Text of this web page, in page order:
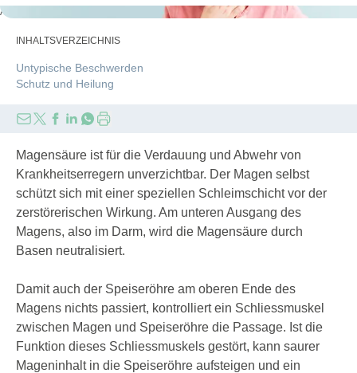
Antonio_Diaz/GettyImages
INHALTSVERZEICHNIS
Untypische Beschwerden
Schutz und Heilung
Magensäure ist für die Verdauung und Abwehr von
Krankheitserregern unverzichtbar. Der Magen selbst
schützt sich mit einer speziellen Schleimschicht vor der
zerstörerischen Wirkung. Am unteren Ausgang des
Magens, also im Darm, wird die Magensäure durch
Basen neutralisiert.
Damit auch der Speiseröhre am oberen Ende des
Magens nichts passiert, kontrolliert ein Schliessmuskel
zwischen Magen und Speiseröhre die Passage. Ist die
Funktion dieses Schliessmuskels gestört, kann saurer
Mageninhalt in die Speiseröhre aufsteigen und ein